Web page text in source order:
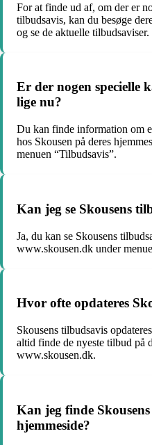
For at finde ud af, om der er
tilbudsavis, kan du besøge
og se de aktuelle tilbudsaviser.
Er der nogen specielle
lige nu?
Du kan finde information om
hos Skousen på deres
menuen “Tilbudsavis”.
Kan jeg se Skousens
Ja, du kan se Skousens
www.skousen.dk under
Hvor ofte opdateres
Skousens tilbudsavis
altid finde de nyeste tilbud på
www.skousen.dk.
Kan jeg finde
hjemmeside?